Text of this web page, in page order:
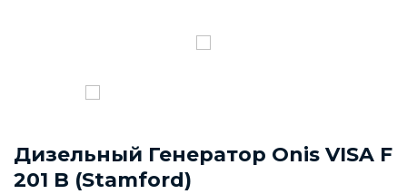
Дизельный Генератор Onis VISA F
201 B (Stamford)